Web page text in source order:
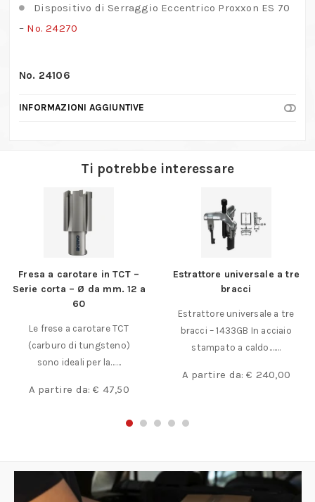
Dispositivo di Serraggio Eccentrico Proxxon ES 70
– No. 24270
No. 24106
INFORMAZIONI AGGIUNTIVE
Ti potrebbe interessare
Fresa a carotare in TCT –
Serie corta – Ø da mm. 12 a
60
Le frese a carotare TCT
(carburo di tungsteno)
sono ideali per la……
A partire da:€ 47,50
Estrattore universale a tre
bracci
Estrattore universale a tre
bracci – 1433GB In acciaio
stampato a caldo.……
A partire da:€ 240,00